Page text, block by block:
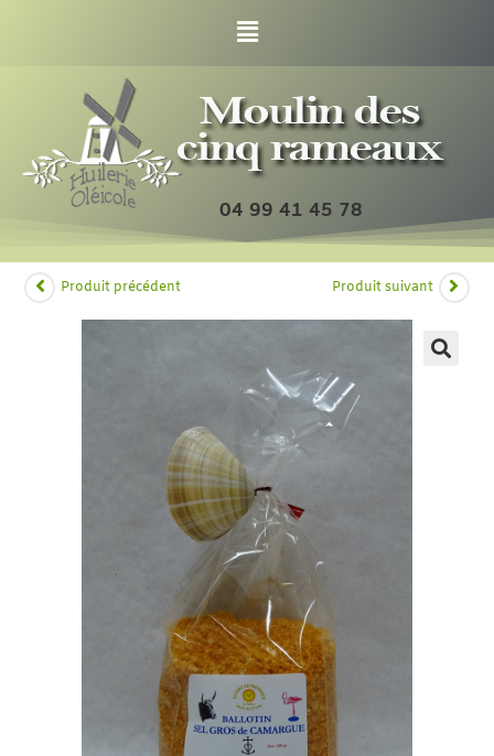
04 99 41 45 78
Produit précédent Produit suivant